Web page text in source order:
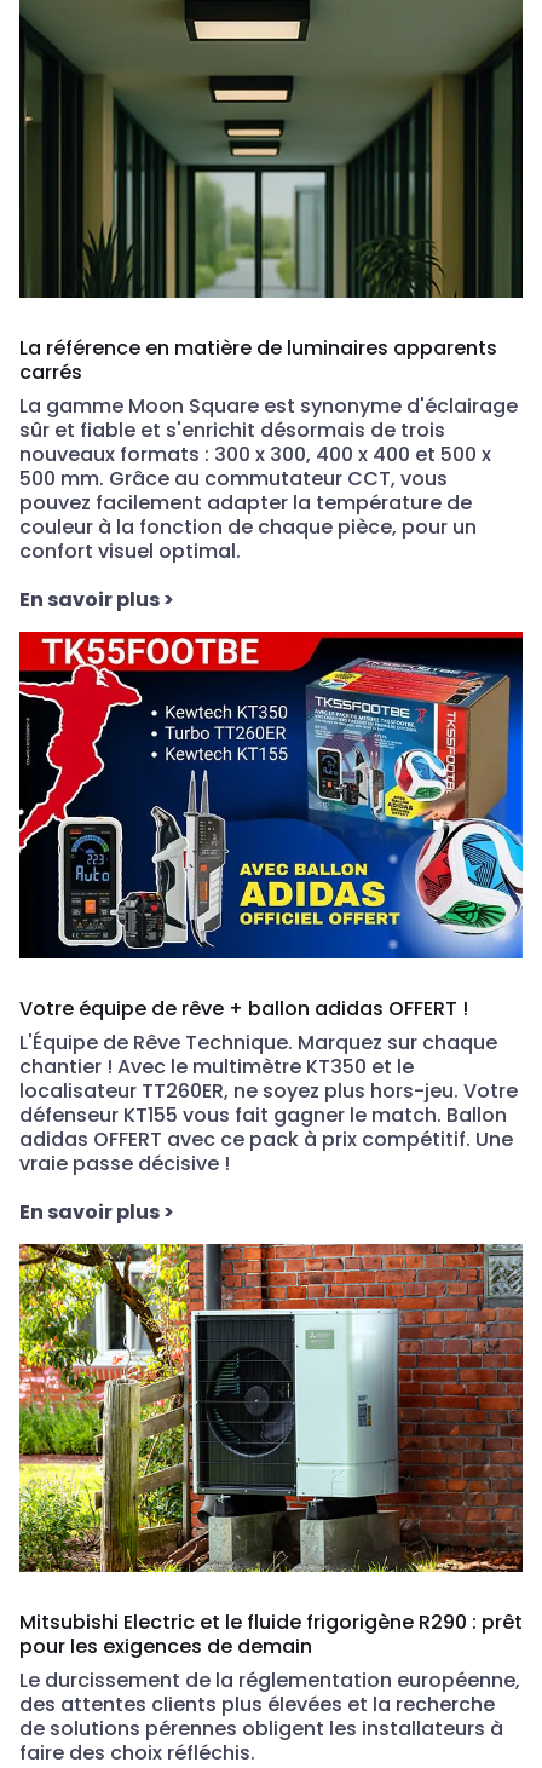
La référence en matière de luminaires apparents
carrés
La gamme Moon Square est synonyme d'éclairage
sûr et fiable et s'enrichit désormais de trois
nouveaux formats : 300 x 300, 400 x 400 et 500 x
500 mm. Grâce au commutateur CCT, vous
pouvez facilement adapter la température de
couleur à la fonction de chaque pièce, pour un
confort visuel optimal.
En savoir plus>
Votre équipe de rêve + ballon adidas OFFERT !
L'Équipe de Rêve Technique. Marquez sur chaque
chantier ! Avec le multimètre KT350 et le
localisateur TT260ER, ne soyez plus hors-jeu. Votre
défenseur KT155 vous fait gagner le match. Ballon
adidas OFFERT avec ce pack à prix compétitif. Une
vraie passe décisive !
En savoir plus>
Mitsubishi Electric et le fluide frigorigène R290 : prêt
pour les exigences de demain
Le durcissement de la réglementation européenne,
des attentes clients plus élevées et la recherche
de solutions pérennes obligent les installateurs à
faire des choix réfléchis.